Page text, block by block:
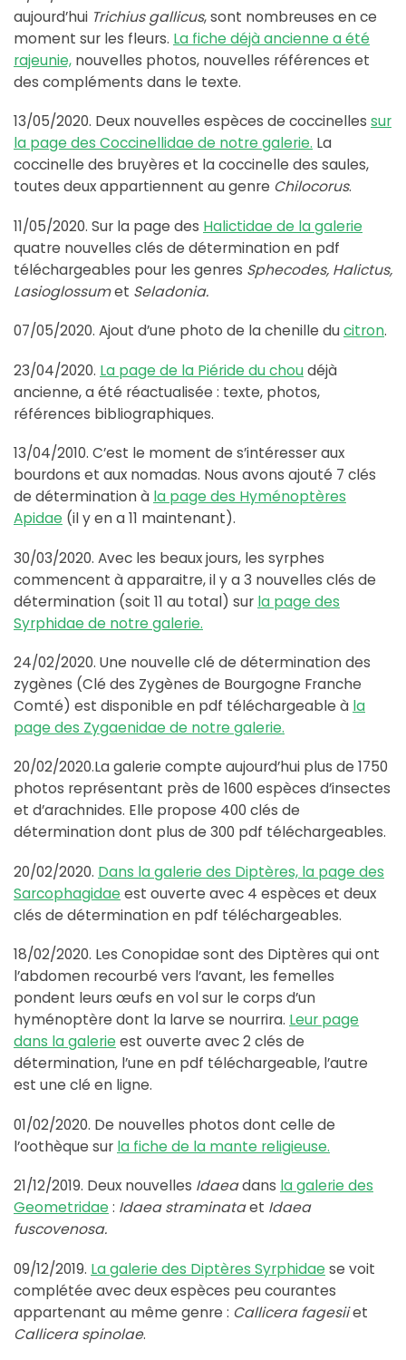
aujourd’hui Trichius gallicus, sont nombreuses en ce
moment sur les fleurs. La fiche déjà ancienne a été
rajeunie, nouvelles photos, nouvelles références et
des compléments dans le texte.
13/05/2020. Deux nouvelles espèces de coccinelles sur
la page des Coccinellidae de notre galerie. La
coccinelle des bruyères et la coccinelle des saules,
toutes deux appartiennent au genre Chilocorus.
11/05/2020. Sur la page des Halictidae de la galerie
quatre nouvelles clés de détermination en pdf
téléchargeables pour les genres Sphecodes, Halictus,
Lasioglossumet Seladonia.
07/05/2020. Ajout d’une photo de la chenille ducitron.
23/04/2020. La page de la Piéride du choudéjà
ancienne, a été réactualisée : texte, photos,
références bibliographiques.
13/04/2010. C’est le moment de s’intéresser aux
bourdons et aux nomadas. Nous avons ajouté 7 clés
de détermination à la page des Hyménoptères
Apidae (il y en a 11 maintenant).
30/03/2020. Avec les beaux jours, les syrphes
commencent à apparaitre, il y a 3 nouvelles clés de
détermination (soit 11 au total) sur la page des
Syrphidae de notre galerie.
24/02/2020. Une nouvelle clé de détermination des
zygènes (Clé des Zygènes de Bourgogne Franche
Comté) est disponible en pdf téléchargeable à la
page des Zygaenidae de notre galerie.
20/02/2020.La galerie compte aujourd’hui plus de 1750
photos représentant près de 1600 espèces d’insectes
et d’arachnides. Elle propose 400 clés de
détermination dont plus de 300 pdf téléchargeables.
20/02/2020. Dans la galerie des Diptères, la page des
Sarcophagidae est ouverte avec 4 espèces et deux
clés de détermination en pdf téléchargeables.
18/02/2020. Les Conopidae sont des Diptères qui ont
l’abdomen recourbé vers l’avant, les femelles
pondent leurs œufs en vol sur le corps d’un
hyménoptère dont la larve se nourrira. Leur page
dans la galerie est ouverte avec 2 clés de
détermination, l’une en pdf téléchargeable, l’autre
est une clé en ligne.
01/02/2020. De nouvelles photos dont celle de
l’oothèque sur la fiche de la mante religieuse.
21/12/2019. Deux nouvelles Idaeadans la galerie des
Geometridae : Idaea straminataet Idaea
fuscovenosa.
09/12/2019. La galerie des Diptères Syrphidae se voit
complétée avec deux espèces peu courantes
appartenant au même genre : Callicera fagesiiet
Callicera spinolae.